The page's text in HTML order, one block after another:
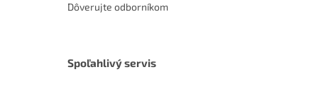
Dôverujte odborníkom
Spoľahlivý servis